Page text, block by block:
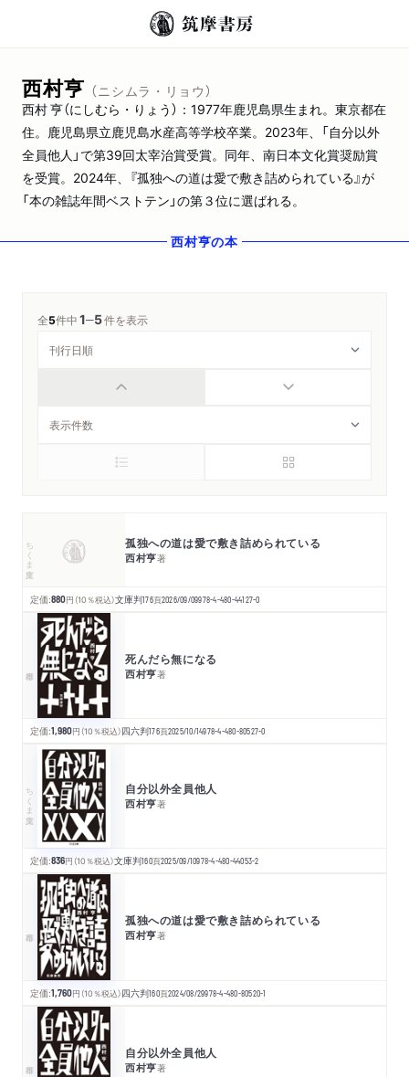
西村亨 （ニシムラ・リョウ）
西村 亨（にしむら・りょう）：1977年鹿児島県生まれ。東京都在
住。鹿児島県立鹿児島水産高等学校卒業。2023年、「自分以外
全員他人」で第39回太宰治賞受賞。同年、南日本文化賞奨励賞
を受賞。2024年、『孤独への道は愛で敷き詰められている』が
「本の雑誌年間ベストテン」の第３位に選ばれる。
西村亨の本
全5件中1─5件を表示
ちくま文庫 孤独への道は愛で敷き詰められている
西村亨著
定価:880円 （10％税込）文庫判176頁2026/09/09978-4-480-44127-0
死んだら無になる
西村亨著
定価:1,980円 （10％税込）四六判176頁2025/10/14978-4-480-80527-0
ちくま文庫 自分以外全員他人
西村亨著
定価:836円 （10％税込）文庫判160頁2025/09/10978-4-480-44053-2
孤独への道は愛で敷き詰められている
西村亨著
定価:1,760円 （10％税込）四六判160頁2024/08/29978-4-480-80520-1
自分以外全員他人
西村亨著